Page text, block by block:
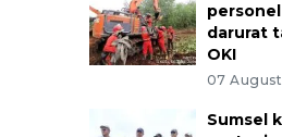
darurat
OKI
07
Sumsel